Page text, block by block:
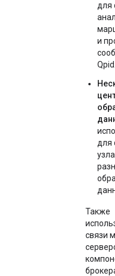
для
и
Qpid.
для
Также
связи